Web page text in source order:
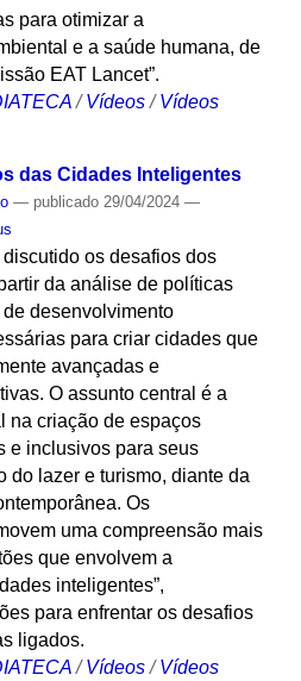
para otimizar a
e a saúde humana, de
EAT Lancet”.
/Vídeos /Vídeos
das Cidades Inteligentes
— publicado29/04/2024 —
os desafios dos
da análise de políticas
desenvolvimento
para criar cidades que
avançadas e
O assunto central é a
na criação de espaços
e inclusivos para seus
do lazer e turismo, diante da
Os
uma compreensão mais
que envolvem a
inteligentes”,
para enfrentar os desafios
ligados.
/Vídeos /Vídeos